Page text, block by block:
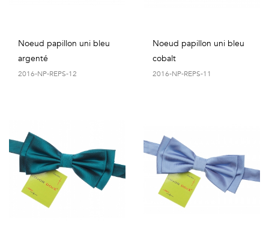
Noeud papillon uni bleu
argenté
2016-NP-REPS-12
Noeud papillon uni bleu
cobalt
2016-NP-REPS-11